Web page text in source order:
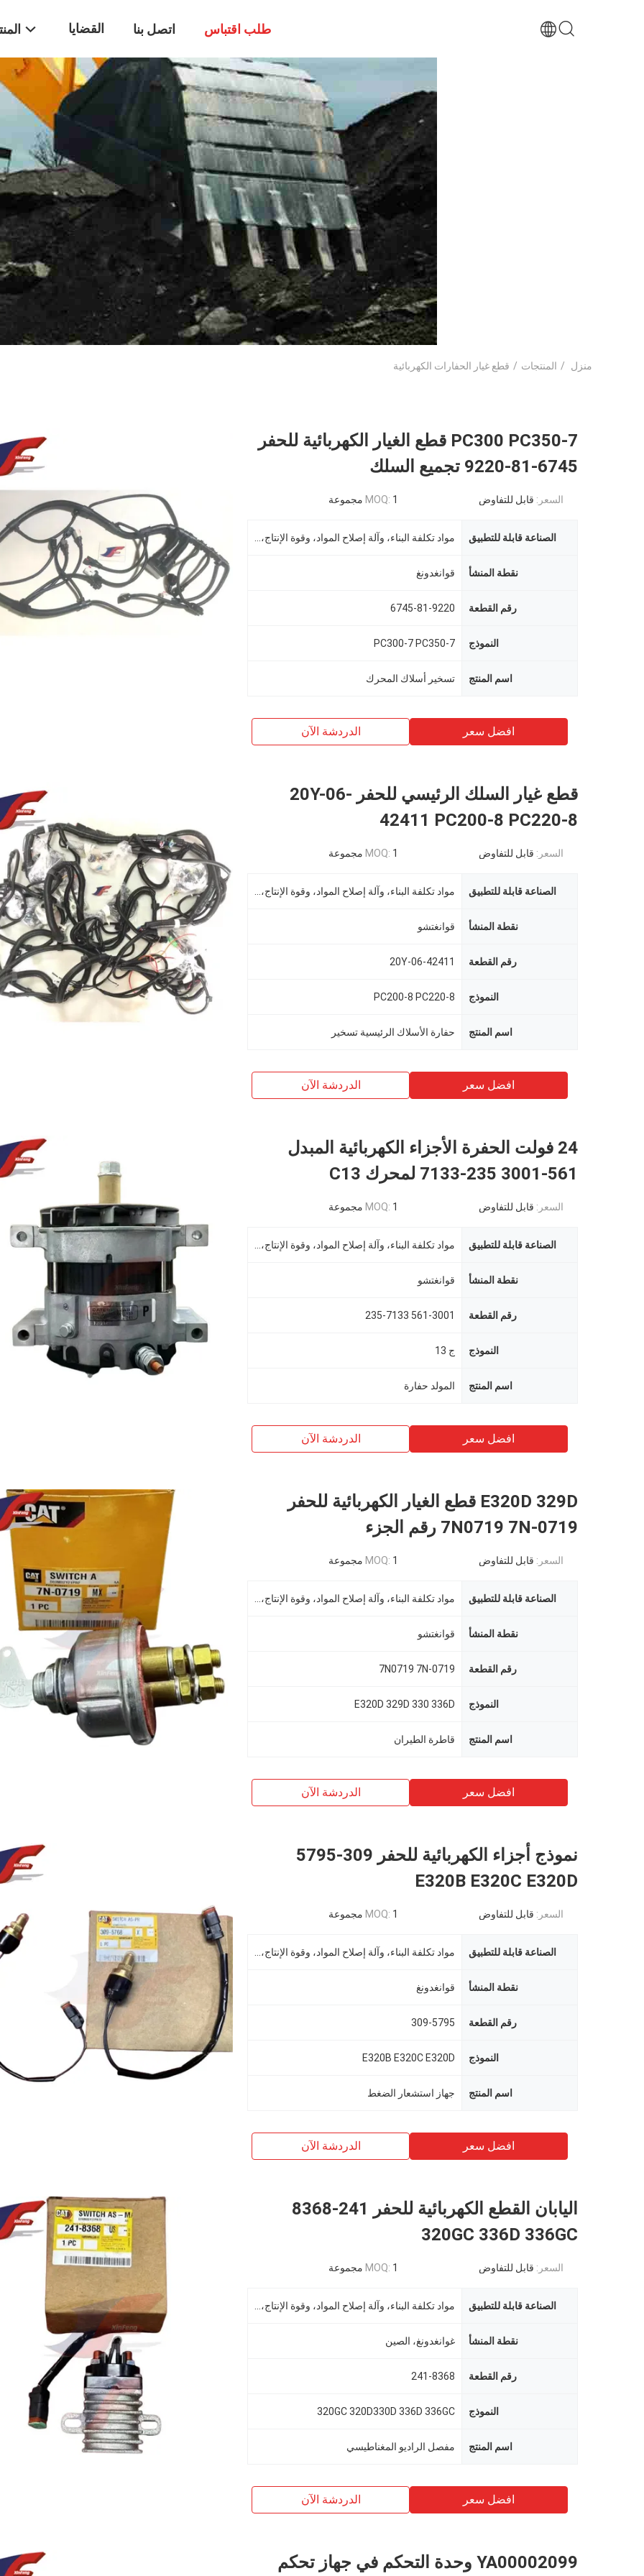
القضايا اتصل بنا طلب اقتباس
منزل / المنتجات / قطع غيار الحفارات الكهربائية
PC300 PC350-7 قطع الغيار الكهربائية للحفر
6745-81-9220 تجميع السلك
السعر: قابل للتفاوض MOQ: 1 مجموعة
الصناعة قابلة للتطبيق
نقطة المنشأ قوانغدونغ
رقم القطعة 6745-81-9220
النموذج PC300-7 PC350-7
اسم المنتج تسخير أسلاك المحرك
افضل سعر الدردشة الآن
قطع غيار السلك الرئيسي للحفر 20Y-06-
42411 PC200-8 PC220-8
السعر: قابل للتفاوض MOQ: 1 مجموعة
الصناعة قابلة للتطبيق
نقطة المنشأ قوانغتشو
رقم القطعة 20Y-06-42411
النموذج PC200-8 PC220-8
اسم المنتج حفارة الأسلاك الرئيسية تسخير
افضل سعر الدردشة الآن
24 فولت الحفرة الأجزاء الكهربائية المبدل
561-3001 235-7133 لمحرك C13
السعر: قابل للتفاوض MOQ: 1 مجموعة
الصناعة قابلة للتطبيق
نقطة المنشأ قوانغتشو
رقم القطعة 561-3001 235-7133
النموذج ج 13
اسم المنتج المولد حفارة
افضل سعر الدردشة الآن
E320D 329D قطع الغيار الكهربائية للحفر
7N0719 7N-0719 رقم الجزء
السعر: قابل للتفاوض MOQ: 1 مجموعة
الصناعة قابلة للتطبيق
نقطة المنشأ قوانغتشو
رقم القطعة 7N0719 7N-0719
النموذج E320D 329D 330 336D
اسم المنتج قاطرة الطيران
افضل سعر الدردشة الآن
نموذج أجزاء الكهربائية للحفر 309-5795
E320B E320C E320D
السعر: قابل للتفاوض MOQ: 1 مجموعة
الصناعة قابلة للتطبيق
نقطة المنشأ قوانغدونغ
رقم القطعة 309-5795
النموذج E320B E320C E320D
اسم المنتج جهاز استشعار الضغط
افضل سعر الدردشة الآن
اليابان القطع الكهربائية للحفر 241-8368
320GC 336D 336GC
السعر: قابل للتفاوض MOQ: 1 مجموعة
الصناعة قابلة للتطبيق
نقطة المنشأ غوانغدونغ، الصين
رقم القطعة 241-8368
النموذج 320GC 320D330D 336D 336GC
اسم المنتج مفصل الراديو المغناطيسي
افضل سعر الدردشة الآن
YA00002099 وحدة التحكم في جهاز تحكم